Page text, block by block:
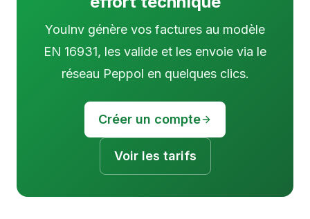
YouInv génère vos factures au modèle
EN 16931, les valide et les envoie via le
réseau Peppol en quelques clics.
Créer un compte
Voir les tarifs